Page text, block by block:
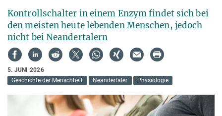
Kontrollschalter in einem Enzym findet sich bei
den meisten heute lebenden Menschen, jedoch
nicht bei Neandertalern
5. JUNI 2026
Geschichte der Menschheit
Neandertaler Physiologie